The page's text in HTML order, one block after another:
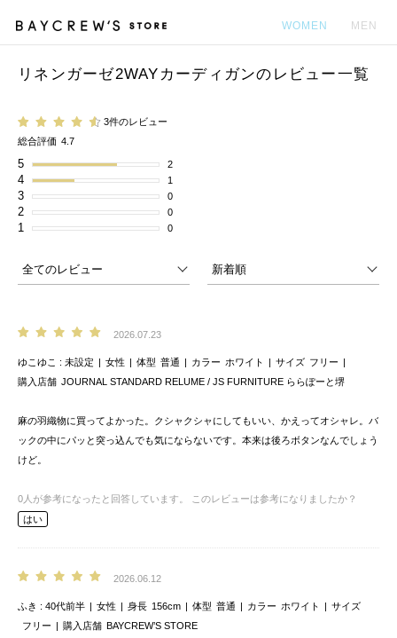
WOMEN MEN
リネンガーゼ2WAYカーディガンのレビュー一覧
3件のレビュー
総合評価 4.7
5 2
4 1
3 0
2 0
1 0
2026.07.23
ゆこゆこ 未設定 女性 体型 普通 カラー ホワイト サイズ フリー
購入店舗 JOURNAL STANDARD RELUME / JS FURNITURE ららぽーと堺
麻の羽織物に買ってよかった。クシャクシャにしてもいい、かえってオシャレ。バ
ックの中にパッと突っ込んでも気にならないです。本来は後ろボタンなんでしょう
けど。
0 人が参考になったと回答しています。
このレビューは参考になりましたか？
はい
2026.06.12
ふき 40代前半 女性 身長 156cm 体型 普通 カラー ホワイト
サイズ
フリー
購入店舗 BAYCREW’S STORE